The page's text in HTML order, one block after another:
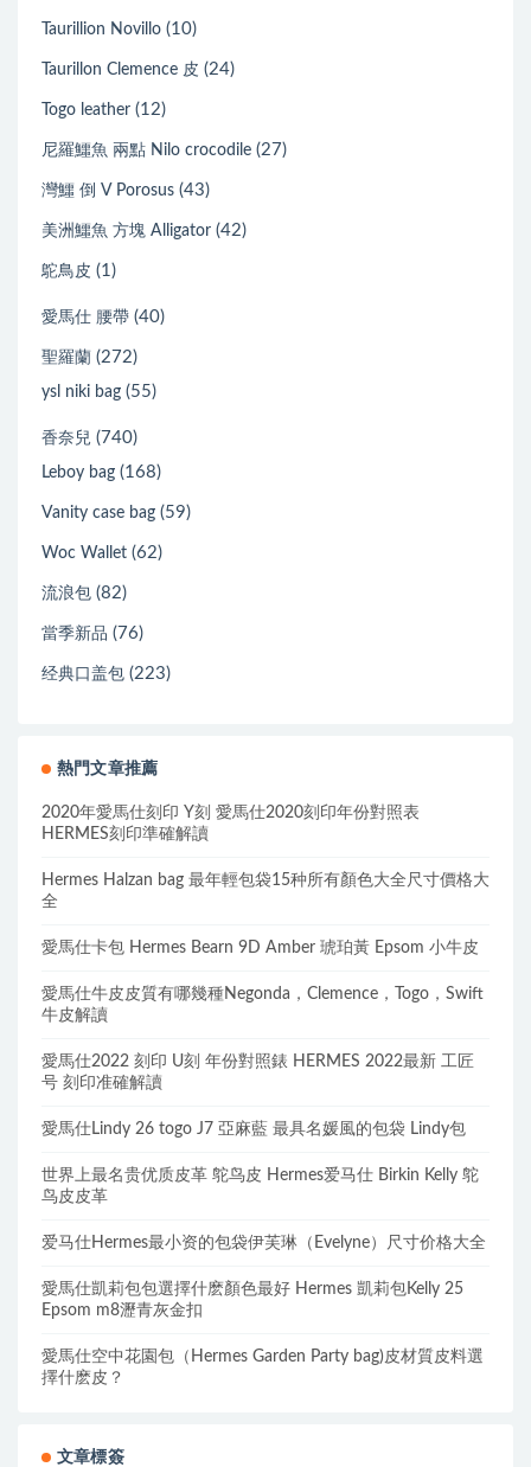
Taurillion Novillo (10)
Taurillon Clemence 皮 (24)
Togo leather (12)
尼羅鱷魚 兩點 Nilo crocodile (27)
灣鱷 倒 V Porosus (43)
美洲鱷魚 方塊 Alligator (42)
鴕鳥皮 (1)
愛馬仕 腰帶 (40)
聖羅蘭 (272)
ysl niki bag (55)
香奈兒 (740)
Leboy bag (168)
Vanity case bag (59)
Woc Wallet (62)
流浪包 (82)
當季新品 (76)
经典口盖包 (223)
熱門文章推薦
2020年愛馬仕刻印 Y刻 愛馬仕2020刻印年份對照表
HERMES刻印準確解讀
Hermes Halzan bag 最年輕包袋15种所有顏色大全尺寸價格大
全
愛馬仕卡包 Hermes Bearn 9D Amber 琥珀黃 Epsom 小牛皮
愛馬仕牛皮皮質有哪幾種Negonda，Clemence，Togo，Swift
牛皮解讀
愛馬仕2022 刻印 U刻 年份對照錶 HERMES 2022最新 工匠
号 刻印准確解讀
愛馬仕Lindy 26 togo J7 亞麻藍 最具名媛風的包袋 Lindy包
世界上最名贵优质皮革 鸵鸟皮 Hermes爱马仕 Birkin Kelly 鸵
鸟皮皮革
爱马仕Hermes最小资的包袋伊芙琳（Evelyne）尺寸价格大全
愛馬仕凱莉包包選擇什麽顏色最好 Hermes 凱莉包Kelly 25
Epsom m8瀝青灰金扣
愛馬仕空中花園包（Hermes Garden Party bag)皮材質皮料選
擇什麽皮？
文章標簽